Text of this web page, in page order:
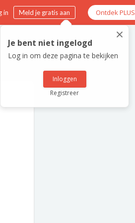
in Meld je gratis aan Ontdek PLUS
×
Je bent niet ingelogd
Log in om deze pagina te bekijken
Inloggen
Registreer